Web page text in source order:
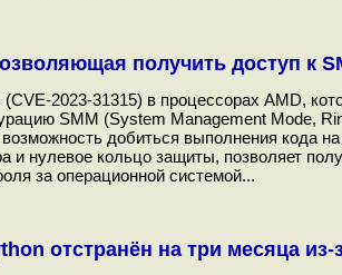
получить доступ к
2023-31315) в процессорах AMD,
SMM (System Management Mode,
добиться выполнения кода
нулевое кольцо защиты, позволяет
за операционной системой...
отстранён на три месяца из-